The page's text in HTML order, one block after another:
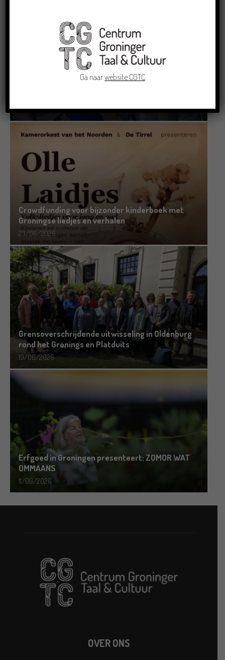
29/06/2026
Crowdfunding voor bijzonder kinderboek met
Groningse liedjes en verhalen
23/06/2026
Grensoverschrijdende uitwisseling in Oldenburg
rond het Gronings en Platduits
19/06/2026
Erfgoed in Groningen presenteert: ZOMOR WAT
OMMAANS
11/06/2026
OVER ONS
Ga naarwebsite CGTC